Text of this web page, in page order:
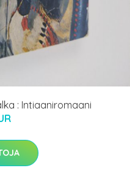
: Intiaaniromaani